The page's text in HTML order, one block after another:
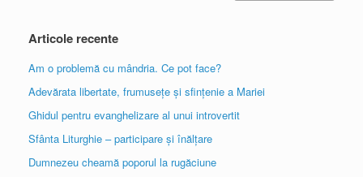
Articole recente
Am o problemă cu mândria. Ce pot face?
Adevărata libertate, frumusețe și sfințenie a Mariei
Ghidul pentru evanghelizare al unui introvertit
Sfânta Liturghie – participare și înălțare
Dumnezeu cheamă poporul la rugăciune